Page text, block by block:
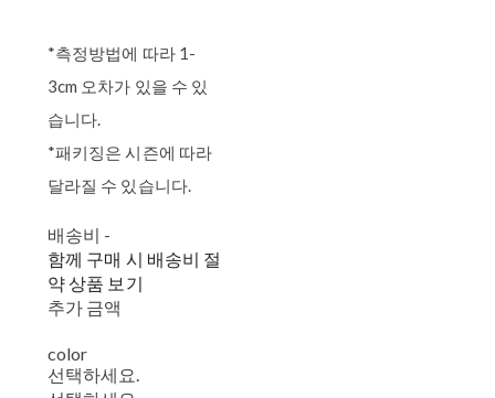
*측정방법에 따라 1-
3cm 오차가 있을 수 있
습니다.
*패키징은 시즌에 따라
달라질 수 있습니다.
배송비 -
함께 구매 시 배송비 절
약 상품 보기
추가 금액
color
선택하세요.